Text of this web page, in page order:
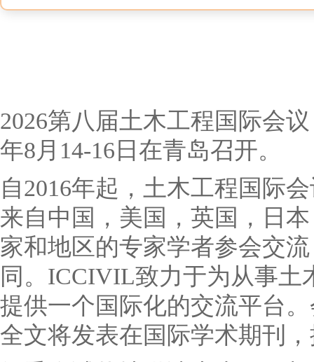
2026第八届土木工程国际会
年8月14-16日在青岛召开。
自2016年起，土木工程国际
来自中国，美国，英国，日
家和地区的专家学者参会交
同。ICCIVIL致力于为从事土
提供一个国际化的交流平台
全文将发表在国际学术期刊